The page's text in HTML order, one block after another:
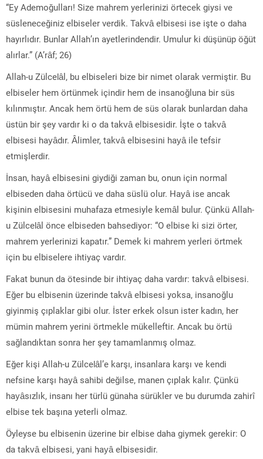
“Ey Ademoğulları! Size mahrem yerlerinizi örtecek giysi ve
süsleneceğiniz elbiseler verdik. Takvâ elbisesi ise işte o daha
hayırlıdır. Bunlar Allah’ın ayetlerindendir. Umulur ki düşünüp öğüt
alırlar.” (A’râf; 26)
Allah-u Zülcelâl, bu elbiseleri bize bir nimet olarak vermiştir. Bu
elbiseler hem örtünmek içindir hem de insanoğluna bir süs
kılınmıştır. Ancak hem örtü hem de süs olarak bunlardan daha
üstün bir şey vardır ki o da takvâ elbisesidir. İşte o takvâ
elbisesi hayâdır. Âlimler, takvâ elbisesini hayâ ile tefsir
etmişlerdir.
İnsan, hayâ elbisesini giydiği zaman bu, onun için normal
elbiseden daha örtücü ve daha süslü olur. Hayâ ise ancak
kişinin elbisesini muhafaza etmesiyle kemâl bulur. Çünkü Allah-
u Zülcelâl önce elbiseden bahsediyor: “O elbise ki sizi örter,
mahrem yerlerinizi kapatır.” Demek ki mahrem yerleri örtmek
için bu elbiselere ihtiyaç vardır.
Fakat bunun da ötesinde bir ihtiyaç daha vardır: takvâ elbisesi.
Eğer bu elbisenin üzerinde takvâ elbisesi yoksa, insanoğlu
giyinmiş çıplaklar gibi olur. İster erkek olsun ister kadın, her
mümin mahrem yerini örtmekle mükelleftir. Ancak bu örtü
sağlandıktan sonra her şey tamamlanmış olmaz.
Eğer kişi Allah-u Zülcelâl’e karşı, insanlara karşı ve kendi
nefsine karşı hayâ sahibi değilse, manen çıplak kalır. Çünkü
hayâsızlık, insanı her türlü günaha sürükler ve bu durumda zahirî
elbise tek başına yeterli olmaz.
Öyleyse bu elbisenin üzerine bir elbise daha giymek gerekir: O
da takvâ elbisesi, yani hayâ elbisesidir.